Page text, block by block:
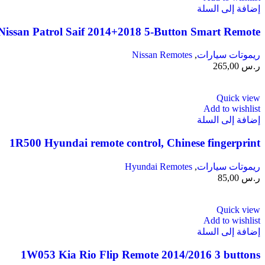
إضافة إلى السلة
Patrol Saif 2014+2018 5-Button Smart Remote
ريموتات سيارات,
Nissan Remotes
ر.س
Quick view
Add to wishlist
إضافة إلى السلة
1R500 Hyundai remote control, Chinese fingerprint
ريموتات سيارات,
Hyundai Remotes
ر.س
Quick view
Add to wishlist
إضافة إلى السلة
1W053 Kia Rio Flip Remote 2014/2016 3 buttons